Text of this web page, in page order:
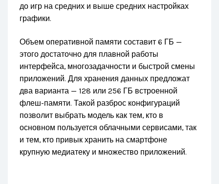
до игр на средних и выше средних настройках
графики.
Объем оперативной памяти составит 6 ГБ —
этого достаточно для плавной работы
интерфейса, многозадачности и быстрой смены
приложений. Для хранения данных предложат
два варианта — 128 или 256 ГБ встроенной
флеш-памяти. Такой разброс конфигураций
позволит выбрать модель как тем, кто в
основном пользуется облачными сервисами, так
и тем, кто привык хранить на смартфоне
крупную медиатеку и множество приложений.